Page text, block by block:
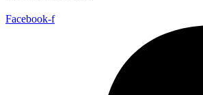
Facebook-f